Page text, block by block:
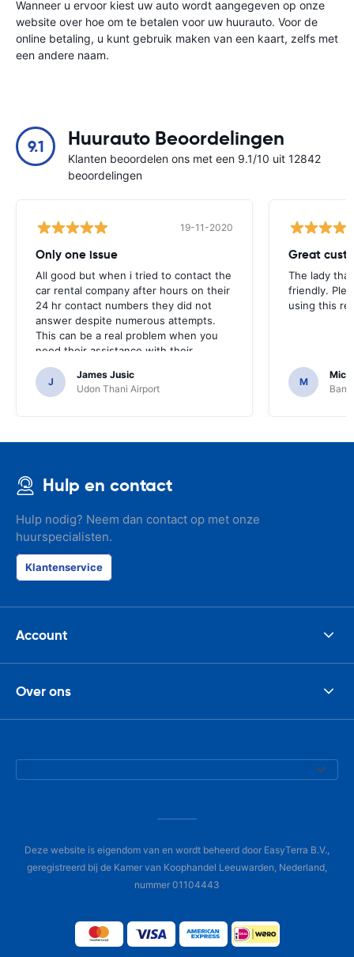
Wanneer u ervoor kiest uw auto wordt aangegeven op onze
website over hoe om te betalen voor uw huurauto. Voor de
online betaling, u kunt gebruik maken van een kaart, zelfs met
een andere naam.
9.1 Huurauto Beoordelingen
Klanten beoordelen ons met een 9.1/10 uit 12842
beoordelingen
19-11-2020
Only one issue
All good but when i tried to contact the
car rental company after hours on their
24 hr contact numbers they did not
answer despite numerous attempts.
This can be a real problem when you
need their assistance with their
services or car.
J
James Jusic
Udon Thani Airport
Great
The lady
friendly.
using this
M
Hulp en contact
Hulp nodig? Neem dan contact op met onze
huurspecialisten.
Klantenservice
Account
Over ons
Deze website is eigendom van en wordt beheerd door EasyTerra B.V.,
geregistreerd bij de Kamer van Koophandel Leeuwarden, Nederland,
nummer 01104443